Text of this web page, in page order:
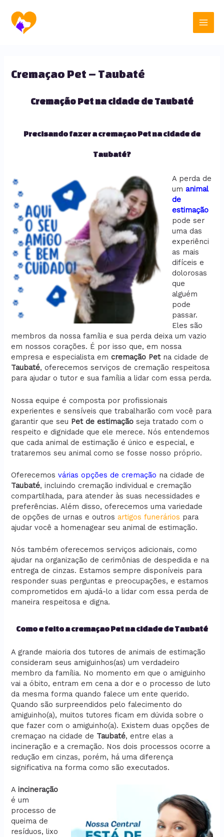
para
conteúdo
Main
Cremaçao Pet – Taubaté
Cremação Pet na cidade de Taubaté
Precisando fazer a cremaçao Pet na cidade de
Taubaté?
A perda de
umanimal
de
estimação
pode ser
uma das
experiênci
as mais
difíceis e
dolorosas
que
alguém
pode
passar.
Eles são
membros da nossa família e sua perda deixa um vazio
em nossos corações. É por isso que, em nossa
empresa e especialista emcremação Petna cidade de
Taubaté, oferecemos serviços de cremação respeitosa
para ajudar o tutor e sua família a lidar com essa perda.
Nossa equipe é composta por profissionais
experientes e sensíveis que trabalharão com você para
garantir que seu Pet de estimação seja tratado com o
respeito e dignidade que ele merece. Nós entendemos
que cada animal de estimação é único e especial, e
trataremos seu animal como se fosse nosso próprio.
Oferecemosvárias opções de cremação na cidade de
Taubaté, incluindo cremação individual e cremação
compartilhada, para atender às suas necessidades e
preferências. Além disso, oferecemos uma variedade
de opções de urnas e outros artigos funerários para
ajudar você a homenagear seu animal de estimação.
Nós também oferecemos serviços adicionais, como
ajudar na organização de cerimônias de despedida e na
entrega de cinzas. Estamos sempre disponíveis para
responder suas perguntas e preocupações, e estamos
comprometidos em ajudá-lo a lidar com essa perda de
maneira respeitosa e digna.
Como e feito a cremaçao Pet na cidade de Taubaté
A grande maioria dos tutores de animais de estimação
consideram seus amiguinhos(as) um verdadeiro
membro da família. No momento em que o amiguinho
vai a óbito, entram em cena a dor e o processo de luto
da mesma forma quando falece um ente querido.
Quando são surpreendidos pelo falecimento do
amiguinho(a), muitos tutores ficam em dúvida sobre o
que fazer com o amiguinho(a). Existem duas opções de
cremaçao na cidade de Taubaté, entre elas a
incineração e a cremação. Nos dois processos ocorre a
redução em cinzas, porém, há uma diferença
significativa na forma como são executados.
Aincineração
é um
processo de
queima de
resíduos, lixo